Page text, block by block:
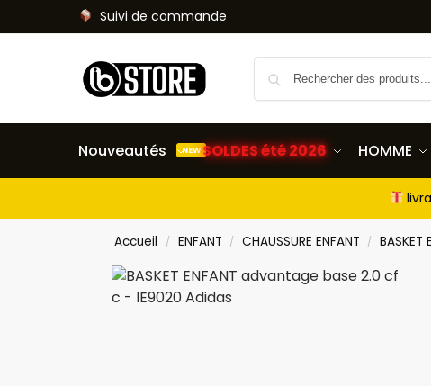
Suivi de commande
Nouveautés NEWSOLDES été 2026 HOMME
Accueil / ENFANT / CHAUSSURE ENFANT / BASKET